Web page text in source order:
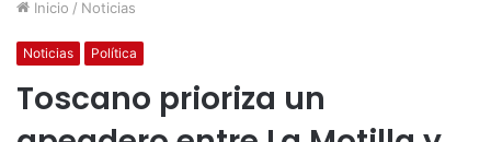
Inicio / Noticias
Noticias Política
Toscano prioriza un